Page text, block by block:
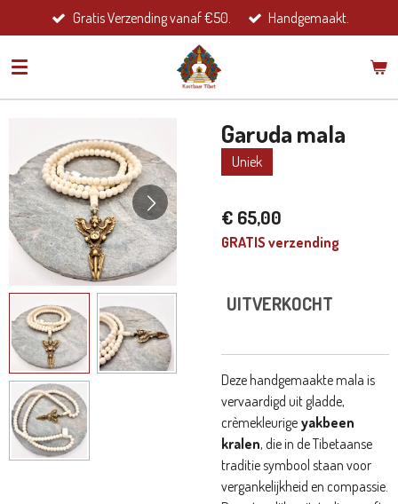
direct
naar
hoofdinhoud
Gratis Verzending vanaf €50. Handgemaakt.
Garuda mala
Uniek
€ 65,00
GRATIS verzending
UITVERKOCHT
Deze handgemaakte mala is
vervaardigd uit gladde,
crèmekleurige yakbeen
kralen, die in de Tibetaanse
traditie symbool staan voor
vergankelijkheid en compassie.